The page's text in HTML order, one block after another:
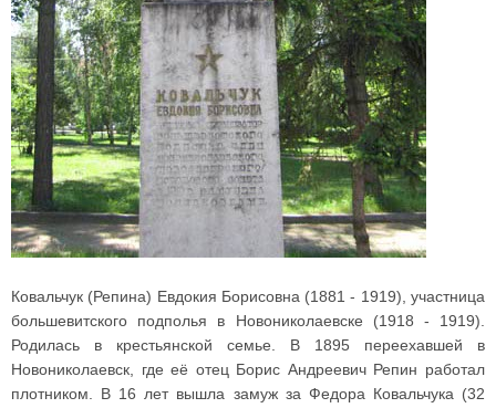
Ковальчук (Репина) Евдокия Борисовна (1881 - 1919), участница
большевитского подполья в Новониколаевске (1918 - 1919).
Родилась в крестьянской семье. В 1895 переехавшей в
Новониколаевск, где её отец Борис Андреевич Репин работал
плотником. В 16 лет вышла замуж за Федора Ковальчука (32